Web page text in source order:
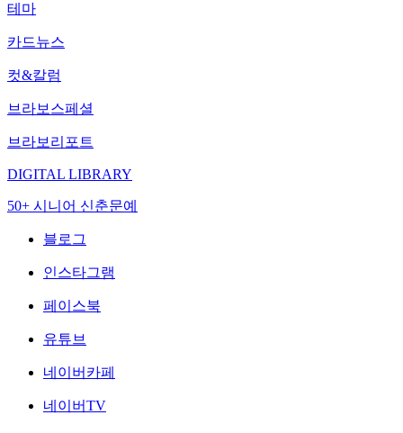
테마
카드뉴스
컷&칼럼
브라보스페셜
브라보리포트
DIGITAL LIBRARY
50+ 시니어 신춘문예
블로그
인스타그램
페이스북
유튜브
네이버카페
네이버TV